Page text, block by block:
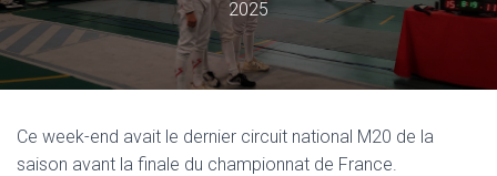
N
2025
Ce week-end avait le dernier circuit national M20 de la
saison avant la finale du championnat de France.